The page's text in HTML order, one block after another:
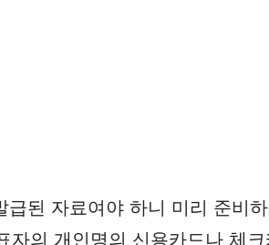
된 자료여야 하니 미리 준비
자의 개인명의 신용카드나 체